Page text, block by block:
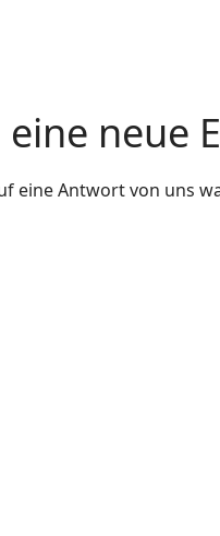
neue
eine Antwort von uns